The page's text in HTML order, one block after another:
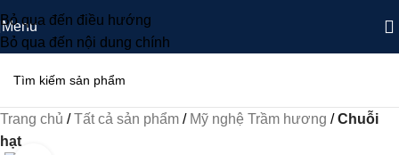
Bỏ qua đến điều hướng
Bỏ qua đến nội dung chính
Menu
Trang chủ Tất cả sản phẩm Mỹ nghệ Trầm hương
Chuỗi
hạt